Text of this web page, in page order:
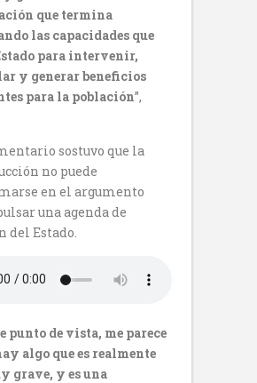
que termina
las capacidades que
para intervenir,
y generar beneficios
para la población”,
sostuvo que la
no puede
en el argumento
una agenda de
del Estado.
punto de vista, me parece
algo que es realmente
grave, y es una